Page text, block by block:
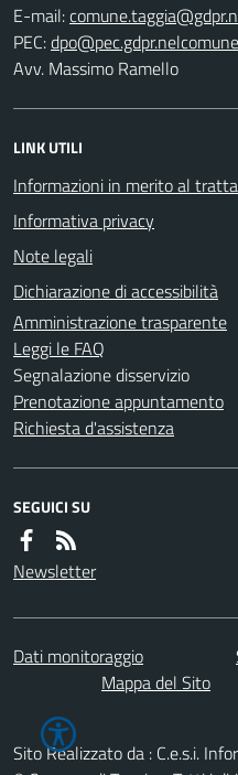
E-mail:
PEC:
Avv. Massimo Ramello
LINK UTILI
Informazioni in merito al
Informativa privacy
Note legali
Dichiarazione di accessibilità
Amministrazione trasparente
Leggi le FAQ
Segnalazione disservizio
Prenotazione appuntamento
Richiesta d'assistenza
SEGUICI SU
Newsletter
Dati monitoraggio
Mappa del Sito
Sito Realizzato da : C.e.s.i.